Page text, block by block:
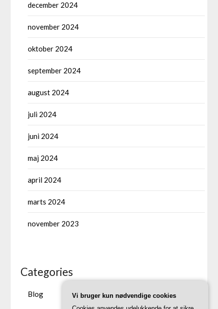
december 2024
november 2024
oktober 2024
september 2024
august 2024
juli 2024
juni 2024
maj 2024
april 2024
marts 2024
november 2023
Categories
Blog
Vi bruger kun nødvendige cookies